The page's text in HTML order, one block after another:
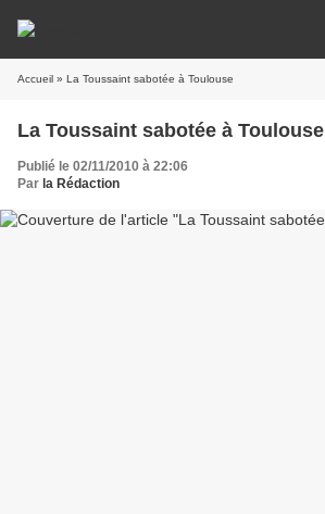
Accueil » La Toussaint sabotée à Toulouse
La Toussaint sabotée à Toulouse
Publié le 02/11/2010 à 22:06
Par la Rédaction